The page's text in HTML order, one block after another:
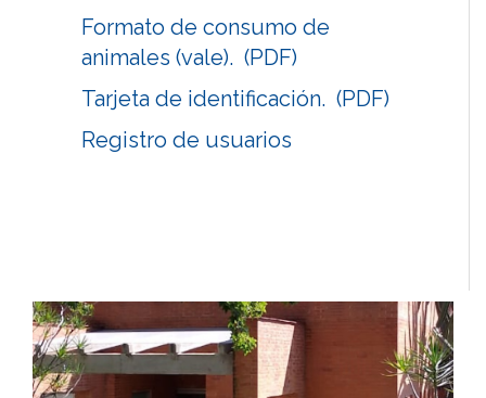
Formato de consumo de
animales (vale). (PDF)
Tarjeta de identificación. (PDF)
Registro de usuarios